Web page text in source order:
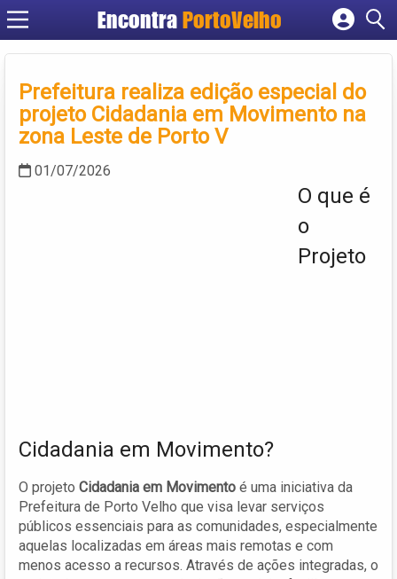
EncontraPortoVelho
Cadastrar empresa
Criar conta
Prefeitura realiza edição especial do
projeto Cidadania em Movimento na
zona Leste de Porto V
01/07/2026
O que é
o
Projeto
Cidadania em Movimento?
O projeto Cidadania em Movimento é uma iniciativa da
Prefeitura de Porto Velho que visa levar serviços
públicos essenciais para as comunidades, especialmente
aquelas localizadas em áreas mais remotas e com
menos acesso a recursos. Através de ações integradas, o